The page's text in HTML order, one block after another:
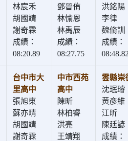
林宸禾
胡國靖
謝奇霖
成績：
08:20.89
鄧晉侑
林愉恩
林禹辰
成績：
08:27.75
洪銘陽
李律
魏脩訓
成績：
台中市大
里高中
張旭東
蘇亦晴
胡國靖
謝奇霖
中市西苑
高中
陳昕
林柏睿
洪亮
王靖翔
雲縣崇
沈珉璿
黃彥維
江昕
陳廷諺
成績：